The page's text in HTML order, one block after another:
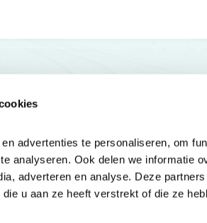
advertenties te personaliseren, om
analyseren. Ook delen we informatie
adverteren en analyse. Deze
u aan ze heeft verstrekt of die ze